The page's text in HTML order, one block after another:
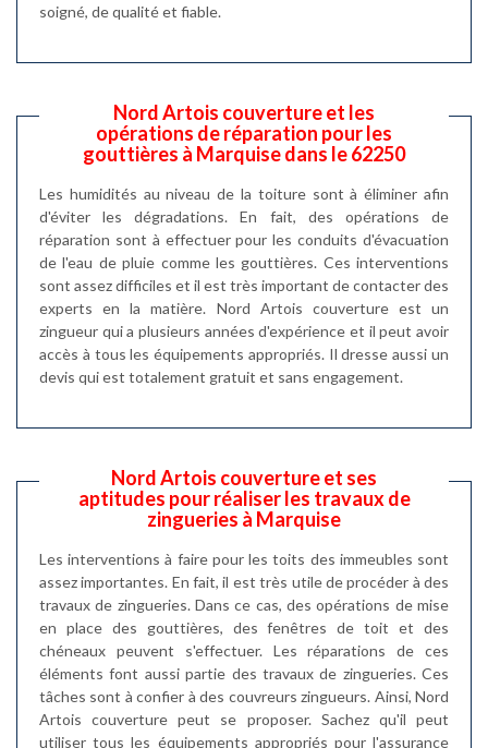
soigné, de qualité et fiable.
Nord Artois couverture et les
opérations de réparation pour les
gouttières à Marquise dans le 62250
Les humidités au niveau de la toiture sont à éliminer afin
d'éviter les dégradations. En fait, des opérations de
réparation sont à effectuer pour les conduits d'évacuation
de l'eau de pluie comme les gouttières. Ces interventions
sont assez difficiles et il est très important de contacter des
experts en la matière. Nord Artois couverture est un
zingueur qui a plusieurs années d'expérience et il peut avoir
accès à tous les équipements appropriés. Il dresse aussi un
devis qui est totalement gratuit et sans engagement.
Nord Artois couverture et ses
aptitudes pour réaliser les travaux de
zingueries à Marquise
Les interventions à faire pour les toits des immeubles sont
assez importantes. En fait, il est très utile de procéder à des
travaux de zingueries. Dans ce cas, des opérations de mise
en place des gouttières, des fenêtres de toit et des
chéneaux peuvent s'effectuer. Les réparations de ces
éléments font aussi partie des travaux de zingueries. Ces
tâches sont à confier à des couvreurs zingueurs. Ainsi, Nord
Artois couverture peut se proposer. Sachez qu'il peut
utiliser tous les équipements appropriés pour l'assurance